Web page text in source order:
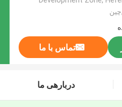
تماس با ما
دربارهی ما